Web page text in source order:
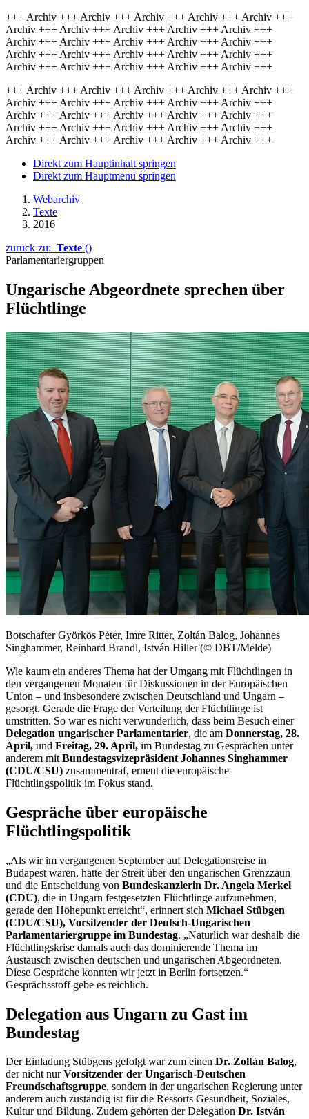
+++ Archiv +++ Archiv +++ Archiv +++ Archiv +++ Archiv +++
Archiv +++ Archiv +++ Archiv +++ Archiv +++ Archiv +++
Archiv +++ Archiv +++ Archiv +++ Archiv +++ Archiv +++
Archiv +++ Archiv +++ Archiv +++ Archiv +++ Archiv +++
Archiv +++ Archiv +++ Archiv +++ Archiv +++ Archiv +++
+++ Archiv +++ Archiv +++ Archiv +++ Archiv +++ Archiv +++
Archiv +++ Archiv +++ Archiv +++ Archiv +++ Archiv +++
Archiv +++ Archiv +++ Archiv +++ Archiv +++ Archiv +++
Archiv +++ Archiv +++ Archiv +++ Archiv +++ Archiv +++
Archiv +++ Archiv +++ Archiv +++ Archiv +++ Archiv +++
Direkt zum Hauptinhalt springen
Direkt zum Hauptmenü springen
Webarchiv
Texte
2016
zurück zu: Texte ()
Parlamentariergruppen
Ungarische Abgeordnete sprechen über
Flüchtlinge
Botschafter Györkös Péter, Imre Ritter, Zoltán Balog, Johannes
Singhammer, Reinhard Brandl, István Hiller (© DBT/Melde)
Wie kaum ein anderes Thema hat der Umgang mit Flüchtlingen in
den vergangenen Monaten für Diskussionen in der Europäischen
Union – und insbesondere zwischen Deutschland und Ungarn –
gesorgt. Gerade die Frage der Verteilung der Flüchtlinge ist
umstritten. So war es nicht verwunderlich, dass beim Besuch einer
Delegation ungarischer Parlamentarier, die am Donnerstag, 28.
April, und Freitag, 29. April, im Bundestag zu Gesprächen unter
anderem mit Bundestagsvizepräsident Johannes Singhammer
(CDU/CSU) zusammentraf, erneut die europäische
Flüchtlingspolitik im Fokus stand.
Gespräche über europäische
Flüchtlingspolitik
„Als wir im vergangenen September auf Delegationsreise in
Budapest waren, hatte der Streit über den ungarischen Grenzzaun
und die Entscheidung von Bundeskanzlerin Dr. Angela Merkel
(CDU), die in Ungarn festgesetzten Flüchtlinge aufzunehmen,
gerade den Höhepunkt erreicht“, erinnert sich Michael Stübgen
(CDU/CSU), Vorsitzender der Deutsch-Ungarischen
Parlamentariergruppe im Bundestag. „Natürlich war deshalb die
Flüchtlingskrise damals auch das dominierende Thema im
Austausch zwischen deutschen und ungarischen Abgeordneten.
Diese Gespräche konnten wir jetzt in Berlin fortsetzen.“
Gesprächsstoff gebe es reichlich.
Delegation aus Ungarn zu Gast im
Bundestag
Der Einladung Stübgens gefolgt war zum einen Dr. Zoltán Balog,
der nicht nurVorsitzender der Ungarisch-Deutschen
Freundschaftsgruppe, sondern in der ungarischen Regierung unter
anderem auch zuständig ist für die Ressorts Gesundheit, Soziales,
Kultur und Bildung. Zudem gehörten der Delegation Dr. István